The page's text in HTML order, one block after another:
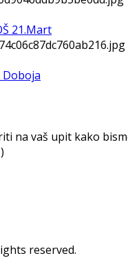
21.Mart
na vaš upit kako
reserved.